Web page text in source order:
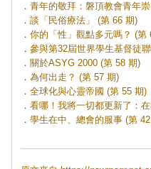
． 青年的敬拜：磐頂教會青年
． 談「民俗療法」 (第 66 期)
． 你的「性」觀點多元嗎？ (第
． 參與第32屆世界學生基督徒
． 關於ASYG 2000 (第 58 期)
． 為何出走？ (第 57 期)
． 全球化與心靈帝國 (第 55 期)
． 看哪！我將一切都更新了：
． 學生在中、總會的服事 (第